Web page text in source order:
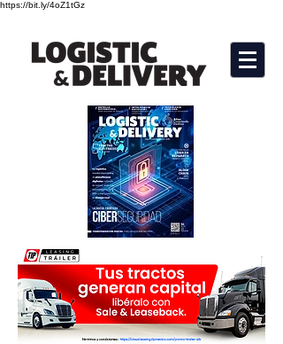
https://bit.ly/4oZ1tGz